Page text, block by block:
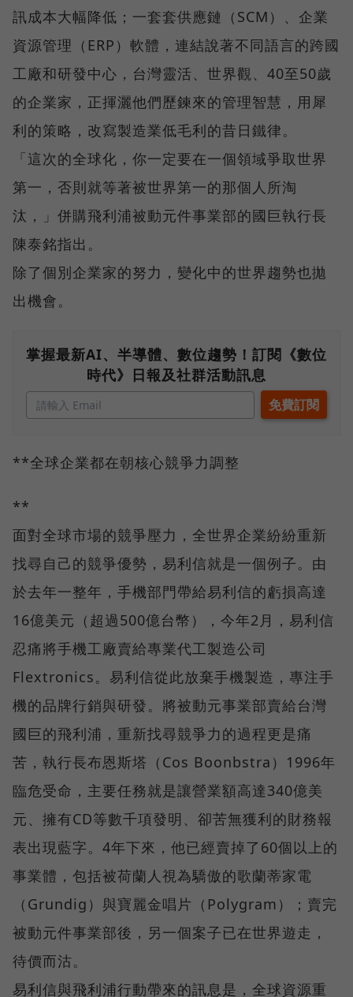
訊成本大幅降低；一套套供應鏈（SCM）、企業
資源管理（ERP）軟體，連結說著不同語言的跨國
工廠和研發中心，台灣靈活、世界觀、40至50歲
的企業家，正揮灑他們歷鍊來的管理智慧，用犀
利的策略，改寫製造業低毛利的昔日鐵律。
「這次的全球化，你一定要在一個領域爭取世界
第一，否則就等著被世界第一的那個人所淘
汰，」併購飛利浦被動元件事業部的國巨執行長
陳泰銘指出。
除了個別企業家的努力，變化中的世界趨勢也拋
出機會。
掌握最新AI、半導體、數位趨勢！訂閱《數位
時代》日報及社群活動訊息
**全球企業都在朝核心競爭力調整
**
面對全球市場的競爭壓力，全世界企業紛紛重新
找尋自己的競爭優勢，易利信就是一個例子。由
於去年一整年，手機部門帶給易利信的虧損高達
16億美元（超過500億台幣），今年2月，易利信
忍痛將手機工廠賣給專業代工製造公司
Flextronics。易利信從此放棄手機製造，專注手
機的品牌行銷與研發。將被動元事業部賣給台灣
國巨的飛利浦，重新找尋競爭力的過程更是痛
苦，執行長布恩斯塔（Cos Boonbstra）1996年
臨危受命，主要任務就是讓營業額高達340億美
元、擁有CD等數千項發明、卻苦無獲利的財務報
表出現藍字。4年下來，他已經賣掉了60個以上的
事業體，包括被荷蘭人視為驕傲的歌蘭蒂家電
（Grundig）與寶麗金唱片（Polygram）；賣完
被動元件事業部後，另一個案子已在世界遊走，
待價而沽。
易利信與飛利浦行動帶來的訊息是，全球資源重